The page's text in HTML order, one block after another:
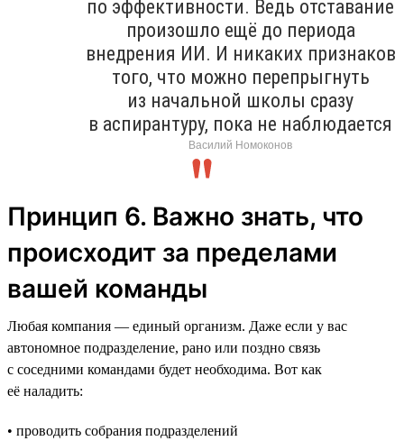
по эффективности. Ведь отставание
произошло ещё до периода
внедрения ИИ. И никаких признаков
того, что можно перепрыгнуть
из начальной школы сразу
в аспирантуру, пока не наблюдается
Василий Номоконов
Принцип 6. Важно знать, что
происходит за пределами
вашей команды
Любая компания — единый организм. Даже если у вас
автономное подразделение, рано или поздно связь
с соседними командами будет необходима. Вот как
её наладить:
• проводить собрания подразделений